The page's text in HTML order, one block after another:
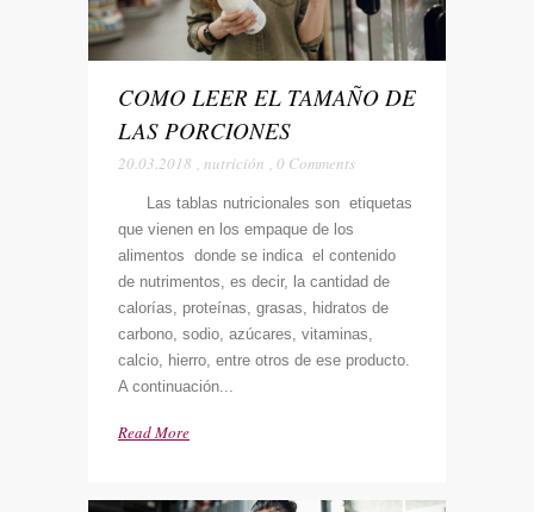
COMO LEER EL TAMAÑO DE
LAS PORCIONES
20.03.2018 nutrición 0 Comments
Las tablas nutricionales son etiquetas
que vienen en los empaque de los
alimentos donde se indica el contenido
de nutrimentos, es decir, la cantidad de
calorías, proteínas, grasas, hidratos de
carbono, sodio, azúcares, vitaminas,
calcio, hierro, entre otros de ese producto.
A continuación...
Read More